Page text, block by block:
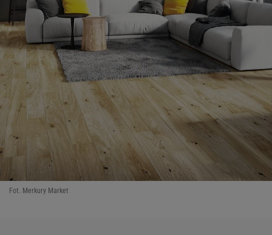
Fot. Merkury Market